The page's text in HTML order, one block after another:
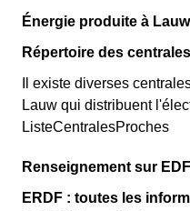
Énergie produite à Lauw
Répertoire des
Il existe diverses
Lauw qui distribuent
ListeCentralesProches
Renseignement sur
ERDF : toutes les